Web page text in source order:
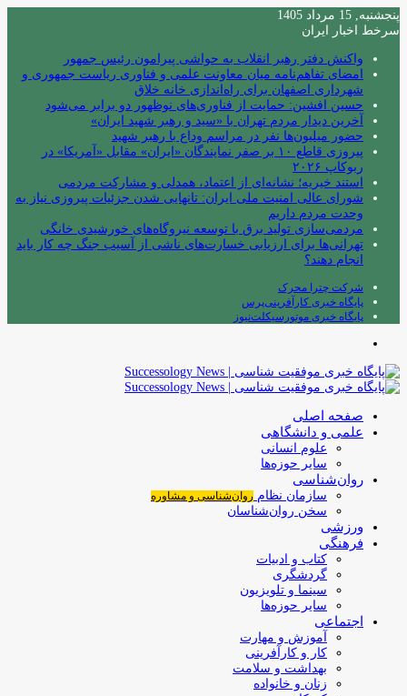
پنجشنبه, 15 مرداد 1405
سرخط اخبار ایران
واکنش دفتر رهبر انقلاب به حواشی پیرامون رئیس جمهور
امضای تفاهم‌نامه میان معاونت علمی و فناوری ریاست جمهوری و
شهرداری اصفهان برای راه‌اندازی خانه خلاق
حسین افشین: حمایت از فناوری‌های نوظهور دو برابر می‌شود
آخرین دیدار مردم تهران با «سید و رهبر شهید ایران»
حضور میلیون‌ها نفر در مراسم وداع با رهبر شهید
پیروزی قاطع ۱۰ بر صفر نمایندگان «ایران» مقابل «آمریکا» در
ربوکاپ ۲۰۲۶
استند خیریه؛ نشانه‌ای از اعتماد، همدلی و مشارکت مردمی
شورای عالی امنیت ملی ایران: تانهایی شدن جزئیات پیروزی نیاز به
وحدت مردم داریم
مردمی‌سازی تولید برق با توسعه نیروگاه‌های خورشیدی خانگی
تهرانی‌ها برای ارزیابی خسارت‌های ناشی از آسیب جنگ چه کار باید
انجام دهند؟
شرکت چترا محرک
پایگاه خبری کارآفرینی‌پرس
پایگاه خبری موتورسیکلت‌نیوز
صفحه اصلی
علمی و دانشگاهی
علوم انسانی
سایر حوزه‌ها
روان‌شناسی
سازمان نظام روان‌شناسی و مشاوره
سخن روان‌شناسان
ورزشی
فرهنگی
کتاب و ادبیات
گردشگری
سینما و تلویزیون
سایر حوزه‌ها
اجتماعی
آموزش و مهارت
کار و کارآفرینی
بهداشت و سلامت
زنان و خانواده